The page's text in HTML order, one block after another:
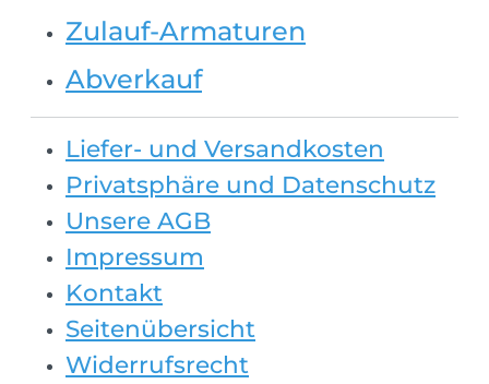
Zulauf-Armaturen
Abverkauf
Liefer- und Versandkosten
Privatsphäre und Datenschutz
Unsere AGB
Impressum
Kontakt
Seitenübersicht
Widerrufsrecht